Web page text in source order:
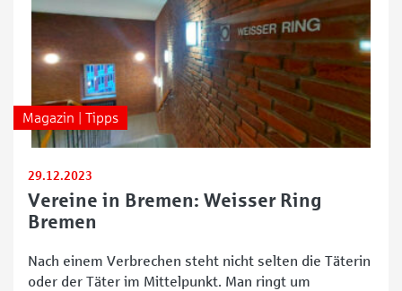
Magazin | Tipps
29.12.2023
Vereine in Bremen: Weisser Ring
Bremen
Nach einem Verbrechen steht nicht selten die Täterin
oder der Täter im Mittelpunkt. Man ringt um